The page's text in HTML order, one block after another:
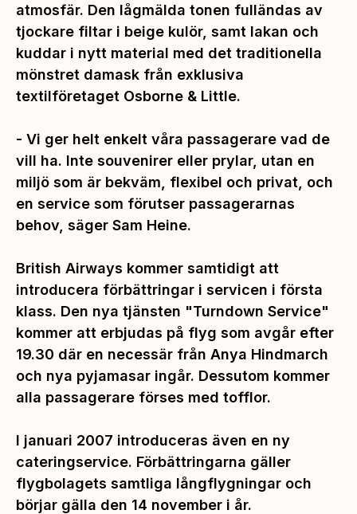
atmosfär. Den lågmälda tonen fulländas av
tjockare filtar i beige kulör, samt lakan och
kuddar i nytt material med det traditionella
mönstret damask från exklusiva
textilföretaget Osborne & Little.
- Vi ger helt enkelt våra passagerare vad de
vill ha. Inte souvenirer eller prylar, utan en
miljö som är bekväm, flexibel och privat, och
en service som förutser passagerarnas
behov, säger Sam Heine.
British Airways kommer samtidigt att
introducera förbättringar i servicen i första
klass. Den nya tjänsten "Turndown Service"
kommer att erbjudas på flyg som avgår efter
19.30 där en necessär från Anya Hindmarch
och nya pyjamasar ingår. Dessutom kommer
alla passagerare förses med tofflor.
I januari 2007 introduceras även en ny
cateringservice. Förbättringarna gäller
flygbolagets samtliga långflygningar och
börjar gälla den 14 november i år.